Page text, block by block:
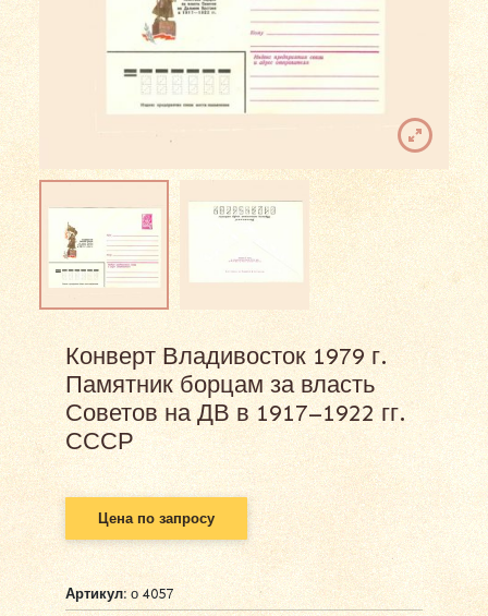
Конверт Владивосток 1979 г.
Памятник борцам за власть
Советов на ДВ в 1917–1922 гг.
СССР
Цена по запросу
Артикул:о 4057